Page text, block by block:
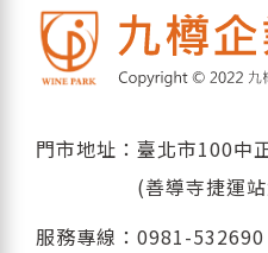
門市地址：臺北市100中
(善導寺捷運
服務專線： 0981-532690